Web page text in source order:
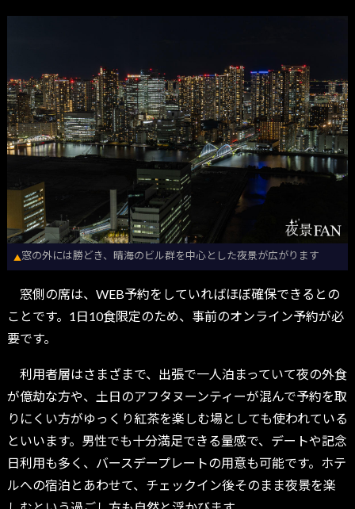
▲窓の外には勝どき、晴海のビル群を中心とした夜景が広がります
窓側の席は、WEB予約をしていればほぼ確保できるとの
ことです。1日10食限定のため、事前のオンライン予約が必
要です。
利用者層はさまざまで、出張で一人泊まっていて夜の外食
が億劫な方や、土日のアフタヌーンティーが混んで予約を取
りにくい方がゆっくり紅茶を楽しむ場としても使われている
といいます。男性でも十分満足できる量感で、デートや記念
日利用も多く、バースデープレートの用意も可能です。ホテ
ルへの宿泊とあわせて、チェックイン後そのまま夜景を楽